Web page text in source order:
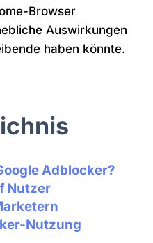
Browser
Auswirkungen
haben könnte.
Adblocker?
Nutzer
Nutzung